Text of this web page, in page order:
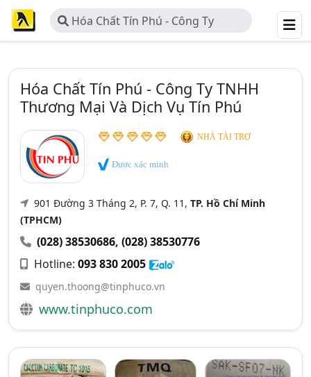
Hóa Chất Tín Phú - Công Ty
TNHH Thương Mại Và Dịch Vụ Tín
Hóa Chất Tín Phú - Công Ty TNHH
Thương Mại Và Dịch Vụ Tín Phú
NHÀ TÀI TRỢ
Được xác minh
901 Đường 3 Tháng 2, P. 7, Q. 11, TP. Hồ Chí Minh
(TPHCM)
(028) 38530686, (028) 38530776
Hotline: 093 830 2005
quyen.thoong@tinphuco.vn
www.tinphuco.com